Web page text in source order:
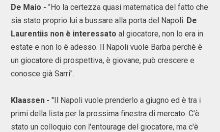
De Maio - "Ho la certezza quasi matematica del fatto che
sia stato proprio lui a bussare alla porta del Napoli. De
Laurentiis non è interessato al giocatore, non lo era in
estate e non lo è adesso. Il Napoli vuole Barba perchè è
un giocatore di prospettiva, è giovane, può crescere e
conosce già Sarri".
Klaassen - "Il Napoli vuole prenderlo a giugno ed è tra i
primi della lista per la prossima finestra di mercato. C'è
stato un colloquio con l'entourage del giocatore, ma c'è